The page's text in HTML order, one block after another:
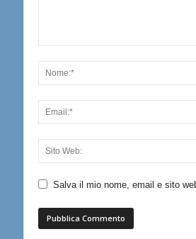
Salva il mio nome, email e sito